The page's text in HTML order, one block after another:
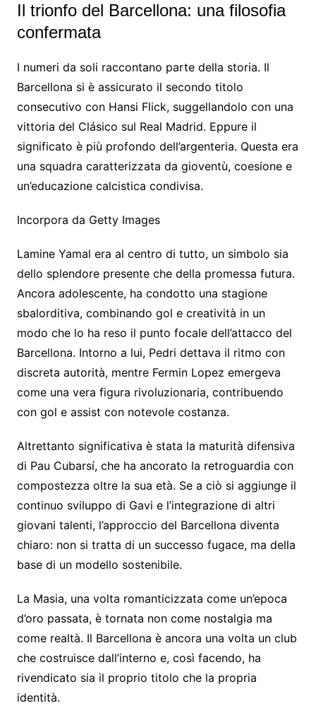
Il trionfo del Barcellona: una filosofia
confermata
I numeri da soli raccontano parte della storia. Il
Barcellona si è assicurato il secondo titolo
consecutivo con Hansi Flick, suggellandolo con una
vittoria del Clásico sul Real Madrid. Eppure il
significato è più profondo dell’argenteria. Questa era
una squadra caratterizzata da gioventù, coesione e
un’educazione calcistica condivisa.
Incorpora da Getty Images
Lamine Yamal era al centro di tutto, un simbolo sia
dello splendore presente che della promessa futura.
Ancora adolescente, ha condotto una stagione
sbalorditiva, combinando gol e creatività in un
modo che lo ha reso il punto focale dell’attacco del
Barcellona. Intorno a lui, Pedri dettava il ritmo con
discreta autorità, mentre Fermin Lopez emergeva
come una vera figura rivoluzionaria, contribuendo
con gol e assist con notevole costanza.
Altrettanto significativa è stata la maturità difensiva
di Pau Cubarsí, che ha ancorato la retroguardia con
compostezza oltre la sua età. Se a ciò si aggiunge il
continuo sviluppo di Gavi e l’integrazione di altri
giovani talenti, l’approccio del Barcellona diventa
chiaro: non si tratta di un successo fugace, ma della
base di un modello sostenibile.
La Masia, una volta romanticizzata come un’epoca
d’oro passata, è tornata non come nostalgia ma
come realtà. Il Barcellona è ancora una volta un club
che costruisce dall’interno e, così facendo, ha
rivendicato sia il proprio titolo che la propria
identità.